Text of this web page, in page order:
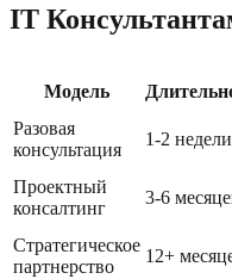
IT
Модель
Разовая
консультация
1-2 недели
Проектный
консалтинг
3-6
Стратегическое
партнерство
12+